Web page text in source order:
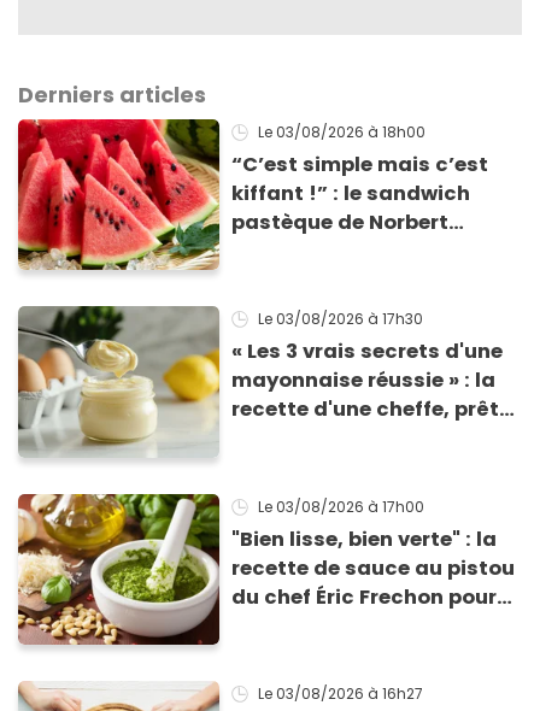
Derniers articles
Le 03/08/2026 à 18h00
“C’est simple mais c’est
kiffant !” : le sandwich
pastèque de Norbert
Le 03/08/2026 à 17h30
« Les 3 vrais secrets d'une
mayonnaise réussie » : la
recette d'une cheffe, prête
Le 03/08/2026 à 17h00
"Bien lisse, bien verte" : la
recette de sauce au pistou
du chef Éric Frechon pour
Le 03/08/2026 à 16h27